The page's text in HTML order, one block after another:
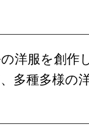
洋服を創作
多種多様の